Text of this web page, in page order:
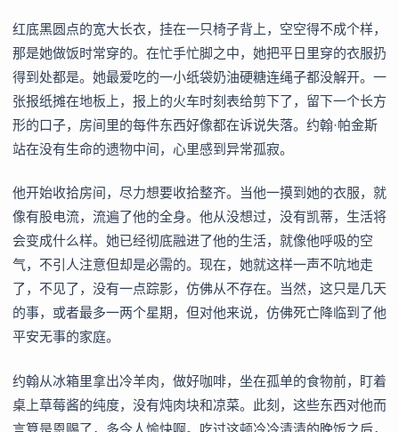
红底黑圆点的宽大长衣，挂在一只椅子背上，空空得不成个样，
那是她做饭时常穿的。在忙手忙脚之中，她把平日里穿的衣服扔
得到处都是。她最爱吃的一小纸袋奶油硬糖连绳子都没解开。一
张报纸摊在地板上，报上的火车时刻表给剪下了，留下一个长方
形的口子，房间里的每件东西好像都在诉说失落。约翰·帕金斯
站在没有生命的遗物中间，心里感到异常孤寂。
他开始收拾房间，尽力想要收拾整齐。当他一摸到她的衣服，就
像有股电流，流遍了他的全身。他从没想过，没有凯蒂，生活将
会变成什么样。她已经彻底融进了他的生活，就像他呼吸的空
气，不引人注意但却是必需的。现在，她就这样一声不吭地走
了，不见了，没有一点踪影，仿佛从不存在。当然，这只是几天
的事，或者最多一两个星期，但对他来说，仿佛死亡降临到了他
平安无事的家庭。
约翰从冰箱里拿出冷羊肉，做好咖啡，坐在孤单的食物前，盯着
桌上草莓酱的纯度，没有炖肉块和凉菜。此刻，这些东西对他而
言算是恩赐了，多令人愉快啊。吃过这顿冷冷清清的晚饭之后，